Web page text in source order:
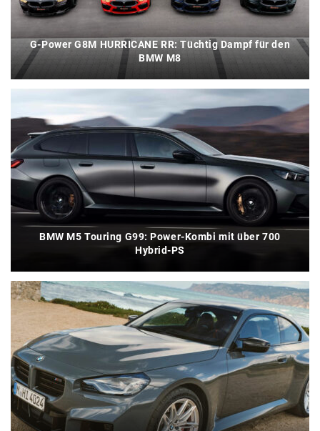
G-Power G8M HURRICANE RR: Tüchtig Dampf für den
BMW M8
BMW M5 Touring G99: Power-Kombi mit über 700
Hybrid-PS